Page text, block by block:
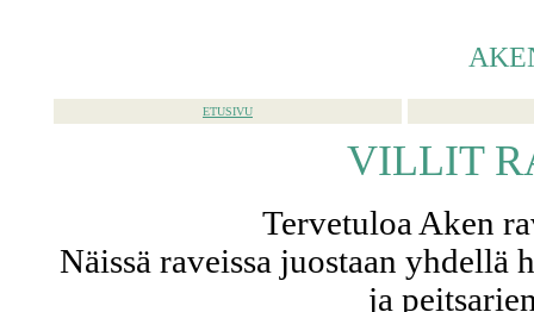
ETUSIVU
VILLIT
Tervetuloa Aken
Näissä raveissa juostaan yhdellä
ja